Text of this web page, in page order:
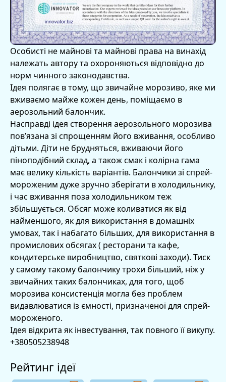
Особисті не майнові та майнові права на винахід
належать автору та охороняються відповідно до
норм чинного законодавства.
Ідея полягає в тому, що звичайне морозиво, яке ми
вживаємо майже кожен день, поміщаємо в
аерозольний балончик.
Насправді ідея створення аерозольного морозива
пов’язана зі спрощенням його вживання, особливо
дітьми. Діти не брудняться, вживаючи його
піноподібний склад, а також смак і колірна гама
має велику кількість варіантів. Балончики зі спрей-
мороженим дуже зручно зберігати в холодильнику,
і час вживання поза холодильником теж
збільшується. Обсяг може коливатися як від
найменшого, як для використання в домашніх
умовах, так і набагато більших, для використання в
промислових обсягах ( ресторани та кафе,
кондитерське виробництво, святкові заходи). Тиск
у самому такому балончику трохи більший, ніж у
звичайних таких балончиках, для того, щоб
морозива консистенція могла без проблем
видавлюватися із ємності, призначеної для спрей-
мороженого.
Ідея відкрита як інвестування, так повного її викупу.
+380505238948
Рейтинг ідеї